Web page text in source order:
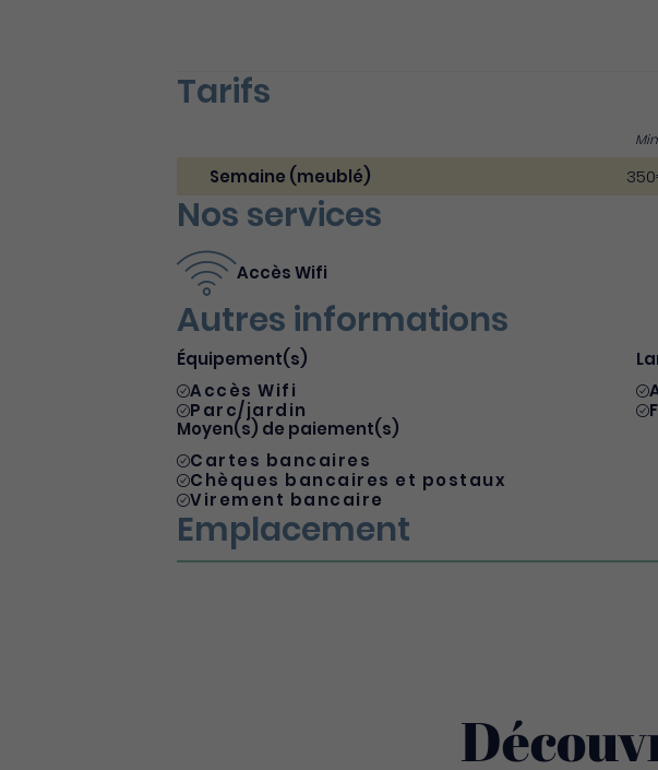
Tarifs
Semaine (meublé)
Nos services
Accès Wifi
Autres informations
Équipement(s)
Accès Wifi
Parc/jardin
Moyen(s) de paiement(s)
Cartes bancaires
Chèques bancaires et postaux
Virement bancaire
Emplacement